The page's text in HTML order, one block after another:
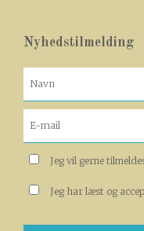
Nyhedstilmelding
Jeg vil gerne
Jeg har læst og